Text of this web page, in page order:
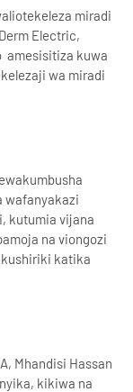
miradi
Electric,
amesisitiza kuwa
wa miradi
wafanyakazi
kutumia vijana
na viongozi
katika
Mhandisi Hassan
kikiwa na